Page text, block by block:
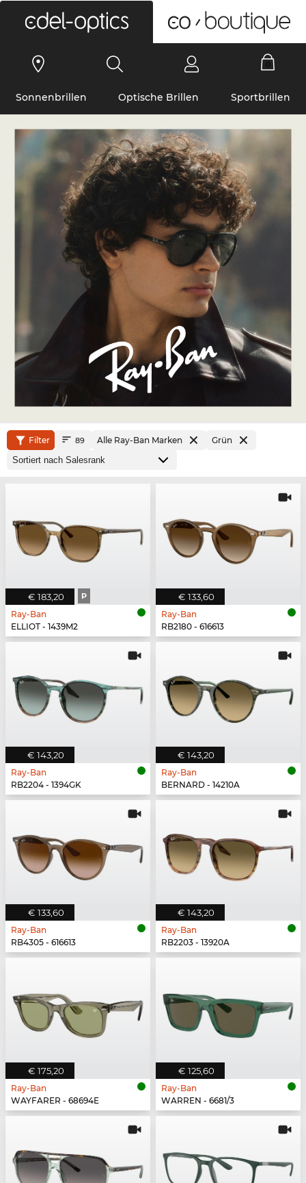
Sonnenbrillen Optische Brillen Sportbrillen
Filter 89 Alle Ray-Ban Marken Grün
€ 183,20 P
Ray-Ban
ELLIOT - 1439M2
€ 133,60
Ray-Ban
RB2180 - 616613
€ 143,20
Ray-Ban
RB2204 - 1394GK
€ 143,20
Ray-Ban
BERNARD - 14210A
€ 133,60
Ray-Ban
RB4305 - 616613
€ 143,20
Ray-Ban
RB2203 - 13920A
€ 175,20
Ray-Ban
WAYFARER - 68694E
€ 125,60
Ray-Ban
WARREN - 6681/3